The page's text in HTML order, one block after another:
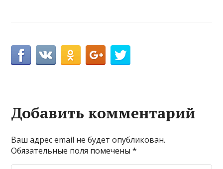
Добавить комментарий
Ваш адрес email не будет опубликован.
Обязательные поля помечены*